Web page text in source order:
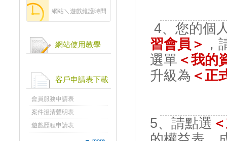
網站＼遊戲維護時間
網站使用教學
客戶申請表下載
會員服務申請表
案件澄清聲明表
遊戲歷程申請表
4、您的個
習會員＞ ，
選單 ＜我的
升級為 ＜正
5、請點選